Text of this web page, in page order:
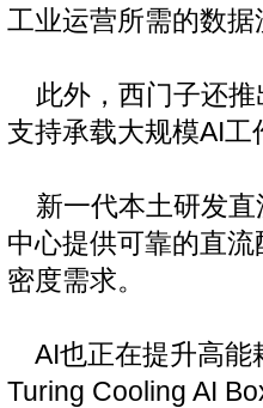
工业运营所需的数
此外，西门子还推
支持承载大规模AI
新一代本土研发直
中心提供可靠的直
密度需求。
AI也正在提升高能
Turing Cooling AI